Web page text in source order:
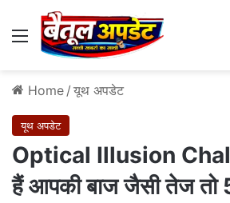
Menu
Home / यूथ अपडेट
यूथ अपडेट
Optical Illusion
हैं आपकी बाज जैसी तेज